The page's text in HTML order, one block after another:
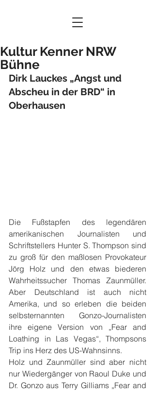
Kultur Kenner NRW
Bühne
Dirk Lauckes „Angst und
Abscheu in der BRD“ in
Oberhausen
Die Fußstapfen des legendären
amerikanischen Journalisten und
Schriftstellers Hunter S. Thompson sind
zu groß für den maßlosen Provokateur
Jörg Holz und den etwas biederen
Wahrheitssucher Thomas Zaunmüller.
Aber Deutschland ist auch nicht
Amerika, und so erleben die beiden
selbsternannten Gonzo-Journalisten
ihre eigene Version von „Fear and
Loathing in Las Vegas“, Thompsons
Trip ins Herz des US-Wahnsinns.
Holz und Zaunmüller sind aber nicht
nur Wiedergänger von Raoul Duke und
Dr. Gonzo aus Terry Gilliams „Fear and